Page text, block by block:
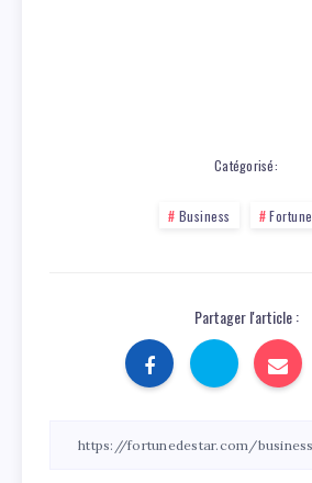
Catégorisé:
Business Fortune
Partager l'article :